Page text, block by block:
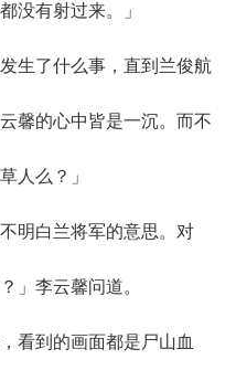
有射过来。」
了什么事，直到兰俊航
馨的心中皆是一沉。而不
人么？」
白兰将军的意思。对
」李云馨问道。
到的画面都是尸山血